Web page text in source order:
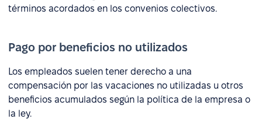
términos acordados en los convenios colectivos.
Pago por beneficios no utilizados
Los empleados suelen tener derecho a una
compensación por las vacaciones no utilizadas u otros
beneficios acumulados según la política de la empresa o
la ley.